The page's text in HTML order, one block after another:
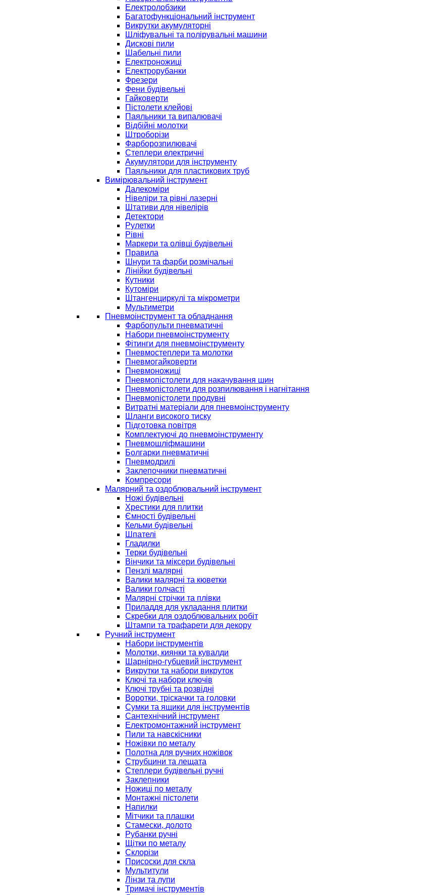
Електролобзики
Багатофункціональний інструмент
Викрутки акумуляторні
Шліфувальні та полірувальні машини
Дискові пили
Шабельні пили
Електроножиці
Електрорубанки
Фрезери
Фени будівельні
Гайковерти
Пістолети клейові
Паяльники та випалювачі
Відбійні молотки
Штроборізи
Фарборозпилювачі
Степлери електричні
Акумулятори для інструменту
Паяльники для пластикових труб
Вимірювальний інструмент
Далекоміри
Нівеліри та рівні лазерні
Штативи для нівелірів
Детектори
Рулетки
Рівні
Маркери та олівці будівельні
Правила
Шнури та фарби розмічальні
Лінійки будівельні
Кутники
Кутоміри
Штангенциркулі та мікрометри
Мультиметри
Пневмоінструмент та обладнання
Фарбопульти пневматичні
Набори пневмоінструменту
Фітинги для пневмоінструменту
Пневмостеплери та молотки
Пневмогайковерти
Пневмоножиці
Пневмопістолети для накачування шин
Пневмопістолети для розпилювання і нагнітання
Пневмопістолети продувні
Витратні матеріали для пневмоінструменту
Шланги високого тиску
Підготовка повітря
Комплектуючі до пневмоінструменту
Пневмошліфмашини
Болгарки пневматичні
Пневмодрилі
Заклепочники пневматичні
Компресори
Малярний та оздоблювальний інструмент
Ножі будівельні
Хрестики для плитки
Ємності будівельні
Кельми будівельні
Шпателі
Гладилки
Терки будівельні
Вінчики та міксери будівельні
Пензлі малярні
Валики малярні та кюветки
Валики голчасті
Малярні стрічки та плівки
Приладдя для укладання плитки
Скребки для оздоблювальних робіт
Штампи та трафарети для декору
Ручний інструмент
Набори інструментів
Молотки, киянки та кувалди
Шарнірно-губцевий інструмент
Викрутки та набори викруток
Ключі та набори ключів
Ключі трубні та розвідні
Воротки, тріскачки та головки
Сумки та ящики для інструментів
Сантехнічний інструмент
Електромонтажний інструмент
Пили та навскісники
Ножівки по металу
Полотна для ручних ножівок
Струбцини та лещата
Степлери будівельні ручні
Заклепники
Ножиці по металу
Монтажні пістолети
Напилки
Мітчики та плашки
Стамески, долото
Рубанки ручні
Щітки по металу
Склорізи
Присоски для скла
Мультитули
Лінзи та лупи
Тримачі інструментів